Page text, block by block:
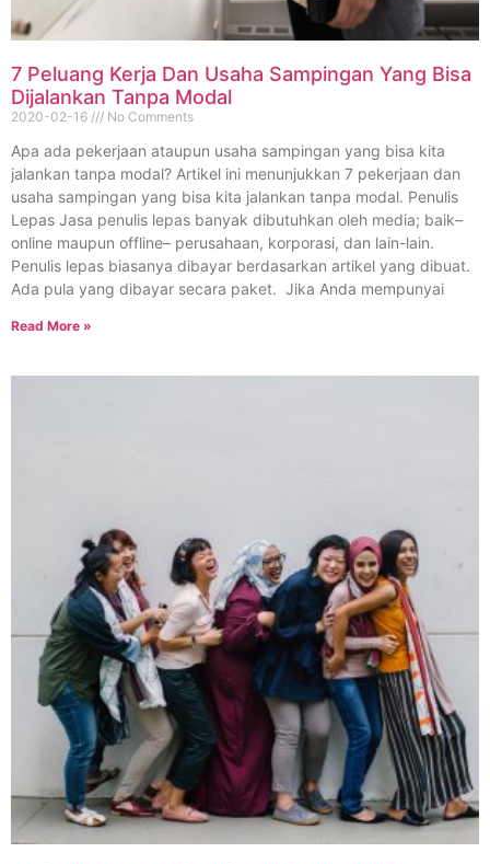
7 Peluang Kerja Dan Usaha Sampingan Yang Bisa
Dijalankan Tanpa Modal
2020-02-16 No Comments
Apa ada pekerjaan ataupun usaha sampingan yang bisa kita
jalankan tanpa modal? Artikel ini menunjukkan 7 pekerjaan dan
usaha sampingan yang bisa kita jalankan tanpa modal. Penulis
Lepas Jasa penulis lepas banyak dibutuhkan oleh media; baik–
online maupun offline– perusahaan, korporasi, dan lain-lain.
Penulis lepas biasanya dibayar berdasarkan artikel yang dibuat.
Ada pula yang dibayar secara paket. Jika Anda mempunyai
Read More »